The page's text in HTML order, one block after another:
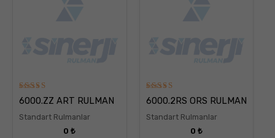
5
üzerinden
oy aldı
6000.ZZ ART RULMAN
Standart Rulmanlar
0₺
5
üzerinden
oy aldı
6000.2RS ORS RULMAN
Standart Rulmanlar
0 ₺